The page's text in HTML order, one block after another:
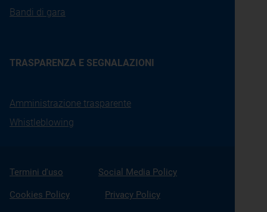
Bandi di gara
TRASPARENZA E SEGNALAZIONI
Amministrazione trasparente
Whistleblowing
Termini d'uso Social Media Policy
Cookies Policy Privacy Policy